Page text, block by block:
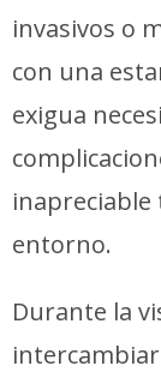
invasivos o
con una
exigua
entorno.
Durante la